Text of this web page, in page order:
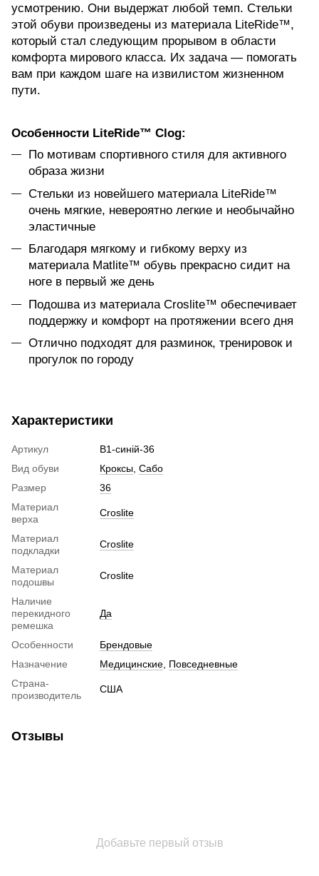
усмотрению. Они выдержат любой темп. Стельки
этой обуви произведены из материала LiteRide™,
который стал следующим прорывом в области
комфорта мирового класса. Их задача — помогать
вам при каждом шаге на извилистом жизненном
пути.
Особенности LiteRide™ Clog:
По мотивам спортивного стиля для активного
образа жизни
Стельки из новейшего материала LiteRide™
очень мягкие, невероятно легкие и необычайно
эластичные
Благодаря мягкому и гибкому верху из
материала Matlite™ обувь прекрасно сидит на
ноге в первый же день
Подошва из материала Croslite™ обеспечивает
поддержку и комфорт на протяжении всего дня
Отлично подходят для разминок, тренировок и
прогулок по городу
Характеристики
Артикул
B1-синій-36
Вид обуви
Кроксы, Сабо
Размер
36
Материал
верха
Croslite
Материал
подкладки
Croslite
Материал
подошвы
Croslite
Наличие
перекидного
ремешка
Да
Особенности
Брендовые
Назначение
Медицинские, Повседневные
Страна-
производитель
США
Отзывы
Добавьте первый отзыв